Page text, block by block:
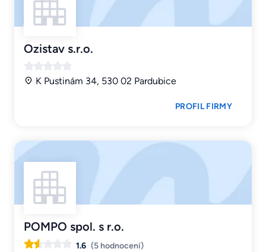
Ozistav s.r.o.
K Pustinám 34, 530 02 Pardubice
PROFIL FIRMY
POMPO spol. s r.o.
1.6 (5 hodnocení)